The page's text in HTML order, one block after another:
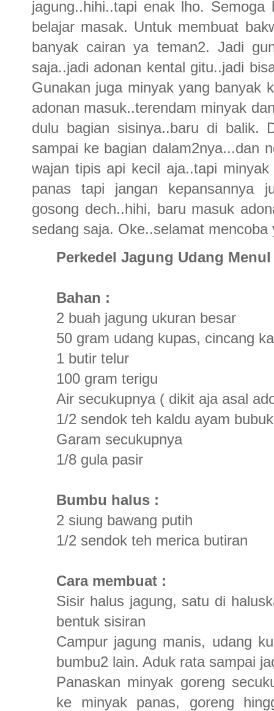
jagung..hihi..tapi enak lho.
belajar masak. Untuk membuat
banyak cairan ya teman2. Jadi
saja..jadi adonan kental gitu..jadi
Gunakan juga minyak yang banyak
adonan masuk..terendam minyak
dulu bagian sisinya..baru di balik.
sampai ke bagian dalam2nya...dan
wajan tipis api kecil aja..tapi
panas tapi jangan kepansannya
gosong dech..hihi, baru masuk
sedang saja. Oke..selamat
Perkedel Jagung Udang
Bahan :
2 buah jagung ukuran besar
50 gram udang kupas, cincang
1 butir telur
100 gram terigu
Air secukupnya ( dikit aja asal
1/2 sendok teh kaldu ayam bubuk
Garam secukupnya
1/8 gula pasir
Bumbu halus :
2 siung bawang putih
1/2 sendok teh merica butiran
Cara membuat :
Sisir halus jagung, satu di
bentuk sisiran
Campur jagung manis, udang
bumbu2 lain. Aduk rata sampai
Panaskan minyak goreng
ke minyak panas, goreng